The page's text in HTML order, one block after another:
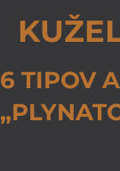
6 TIPOV